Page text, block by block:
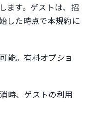
ます。ゲストは、招
した時点で本規約に
能。有料オプショ
時、ゲストの利用